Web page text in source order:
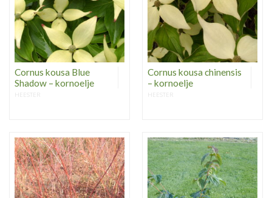
Cornus kousa Blue
Shadow – kornoelje
HEESTER
Cornus kousa chinensis
– kornoelje
HEESTER